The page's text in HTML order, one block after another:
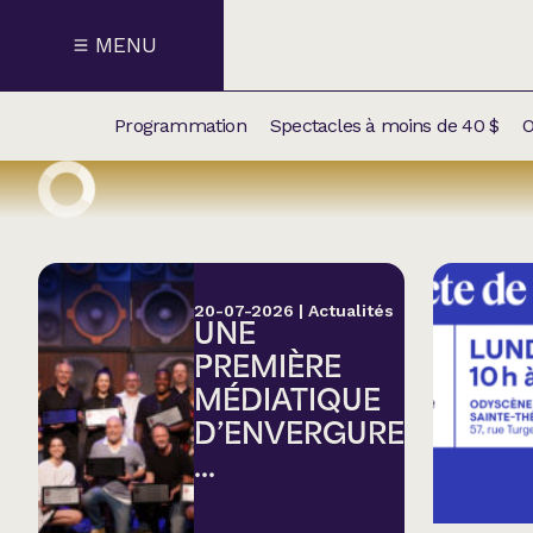
MENU
NOS
Humour
Programmation Spectacles à moins de 40 $
20-07-2026 | Actualités
UNE
PREMIÈRE
MÉDIATIQUE
D’ENVERGURE
...